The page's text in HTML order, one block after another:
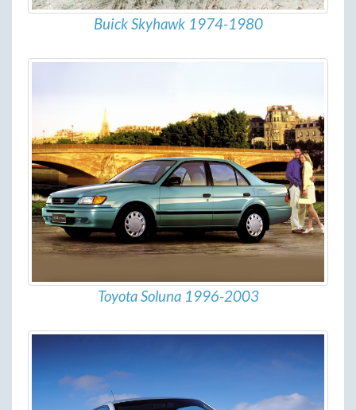
Buick Skyhawk 1974-1980
Toyota Soluna 1996-2003